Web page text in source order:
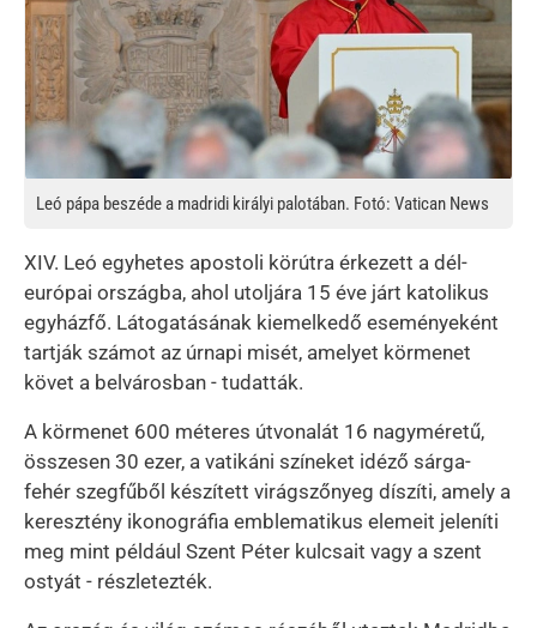
Leó pápa beszéde a madridi királyi palotában. Fotó: Vatican News
XIV. Leó egyhetes apostoli körútra érkezett a dél-
európai országba, ahol utoljára 15 éve járt katolikus
egyházfő. Látogatásának kiemelkedő eseményeként
tartják számot az úrnapi misét, amelyet körmenet
követ a belvárosban - tudatták.
A körmenet 600 méteres útvonalát 16 nagyméretű,
összesen 30 ezer, a vatikáni színeket idéző sárga-
fehér szegfűből készített virágszőnyeg díszíti, amely a
keresztény ikonográfia emblematikus elemeit jeleníti
meg mint például Szent Péter kulcsait vagy a szent
ostyát - részletezték.